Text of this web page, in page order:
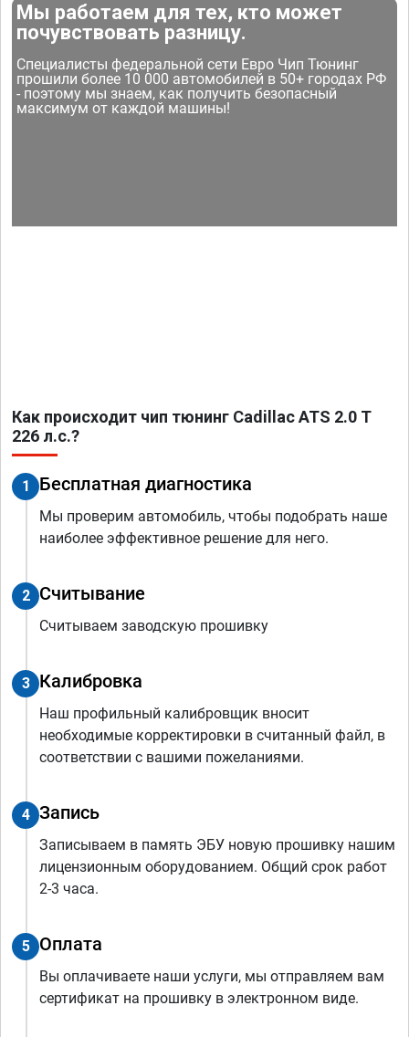
Мы работаем для тех, кто может
почувствовать разницу.
Специалисты федеральной сети Евро Чип Тюнинг
прошили более 10 000 автомобилей в 50+ городах РФ
- поэтому мы знаем, как получить безопасный
максимум от каждой машины!
Как происходит чип тюнинг Cadillac ATS 2.0 T
226 л.с.?
1 Бесплатная диагностика
Мы проверим автомобиль, чтобы подобрать наше
наиболее эффективное решение для него.
2 Считывание
Считываем заводскую прошивку
3 Калибровка
Наш профильный калибровщик вносит
необходимые корректировки в считанный файл, в
соответствии с вашими пожеланиями.
4 Запись
Записываем в память ЭБУ новую прошивку нашим
лицензионным оборудованием. Общий срок работ
2-3 часа.
5 Оплата
Вы оплачиваете наши услуги, мы отправляем вам
сертификат на прошивку в электронном виде.